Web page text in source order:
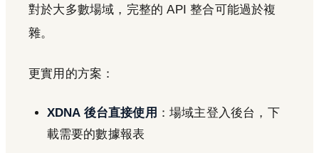
對於大多數場域，完整的 API 整合可能過於複
雜。
更實用的方案：
XDNA 後台直接使用 ：場域主登入後台，下
載需要的數據報表